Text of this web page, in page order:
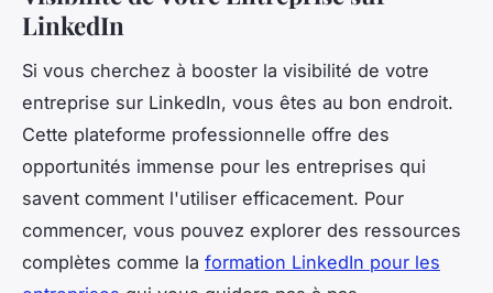
LinkedIn
Si vous cherchez à booster la visibilité de votre
entreprise sur LinkedIn, vous êtes au bon endroit.
Cette plateforme professionnelle offre des
opportunités immense pour les entreprises qui
savent comment l'utiliser efficacement. Pour
commencer, vous pouvez explorer des ressources
complètes comme la formation LinkedIn pour les